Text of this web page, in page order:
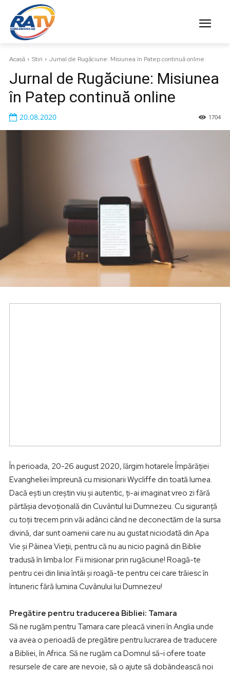
Acasă Stiri Jurnal de Rugăciune: Misiunea în Patep continuă online
Jurnal de Rugăciune: Misiunea
în Patep continuă online
1704
20.08.2020
În perioada, 20-26 august 2020, lărgim hotarele Împărăției
Evangheliei împreună cu misionarii Wycliffe din toată lumea.
Dacă ești un creștin viu și autentic, ți-ai imaginat vreo zi fără
părtășia devoțională din Cuvântul lui Dumnezeu. Cu siguranță
cu toții trecem prin văi adânci când ne deconectăm de la sursa
divină, dar sunt oamenii care nu au gustat niciodată din Apa
Vie și Pâinea Vieții, pentru că nu au nicio pagină din Biblie
tradusă în limba lor. Fii misionar prin rugăciune! Roagă-te
pentru cei din linia întâi și roagă-te pentru cei care trăiesc în
întuneric fără lumina Cuvânului lui Dumnezeu!
Pregătire pentru traducerea Bibliei: Tamara
Să ne rugăm pentru Tamara care pleacă vineri în Anglia unde
va avea o perioadă de pregătire pentru lucrarea de traducere
a Bibliei, în Africa. Să ne rugăm ca Domnul să-i ofere toate
resursele de care are nevoie, să o ajute să dobândească noi